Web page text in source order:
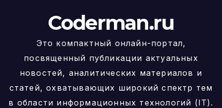
Coderman.ru
Это компактный онлайн-портал,
посвященный публикации актуальных
новостей, аналитических материалов и
статей, охватывающих широкий спектр тем
в области информационных технологий (IT).